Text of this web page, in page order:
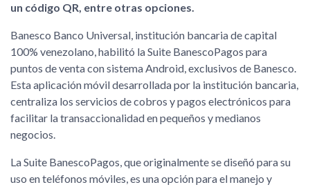
un código QR, entre otras opciones.
Banesco Banco Universal, institución bancaria de capital
100% venezolano, habilitó la Suite BanescoPagos para
puntos de venta con sistema Android, exclusivos de Banesco.
Esta aplicación móvil desarrollada por la institución bancaria,
centraliza los servicios de cobros y pagos electrónicos para
facilitar la transaccionalidad en pequeños y medianos
negocios.
La Suite BanescoPagos, que originalmente se diseñó para su
uso en teléfonos móviles, es una opción para el manejo y